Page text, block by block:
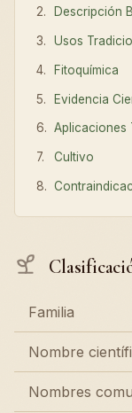
Descripción
Usos
Fitoquímica
Evidencia
Aplicaciones
Cultivo
Familia
Nombre
Nombres